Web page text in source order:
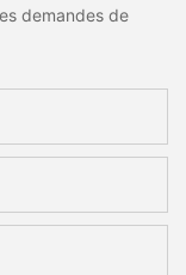
demandes de